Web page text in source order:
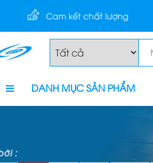
Cam kết chất lượng
DANH MỤC SẢN PHẨM